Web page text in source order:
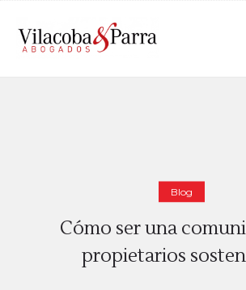
Blog
Cómo ser una
propietarios